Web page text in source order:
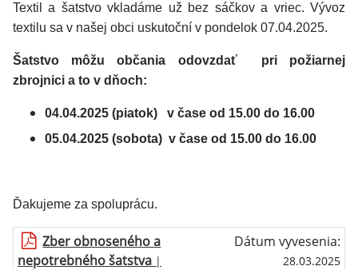
Textil a šatstvo vkladáme už bez sáčkov a vriec. Vývoz
textilu sa v našej obci uskutoční v pondelok 07.04.2025.
Šatstvo môžu občania odovzdať pri požiarnej
zbrojnici a to v dňoch:
04.04.2025 (piatok) v čase od 15.00 do 16.00
05.04.2025 (sobota) v čase od 15.00 do 16.00
Ďakujeme za spoluprácu.
Zber obnoseného a
nepotrebného šatstva |
Dátum vyvesenia:
28.03.2025